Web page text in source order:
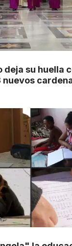
deja su huella
nuevos